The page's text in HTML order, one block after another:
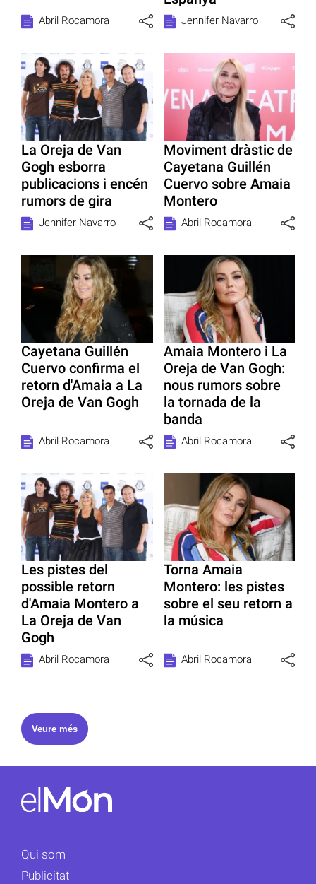
Abril Rocamora Jennifer Navarro
La Oreja de Van
Gogh esborra
publicacions i encén
rumors de gira
Jennifer Navarro
Moviment dràstic de
Cayetana Guillén
Cuervo sobre Amaia
Montero
Abril Rocamora
Cayetana Guillén
Cuervo confirma el
retorn d'Amaia a La
Oreja de Van Gogh
Abril Rocamora
Amaia Montero i La
Oreja de Van Gogh:
nous rumors sobre
la tornada de la
banda
Abril Rocamora
Les pistes del
possible retorn
d'Amaia Montero a
La Oreja de Van
Gogh
Abril Rocamora
Torna Amaia
Montero: les pistes
sobre el seu retorn a
la música
Abril Rocamora
Veure més
Qui som
Publicitat